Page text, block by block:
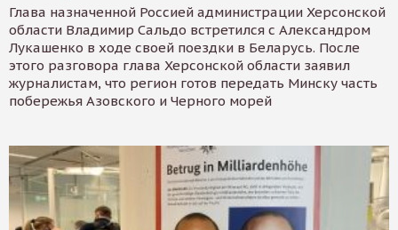
Глава назначенной Россией администрации Херсонской
области Владимир Сальдо встретился с Александром
Лукашенко в ходе своей поездки в Беларусь. После
этого разговора глава Херсонской области заявил
журналистам, что регион готов передать Минску часть
побережья Азовского и Черного морей